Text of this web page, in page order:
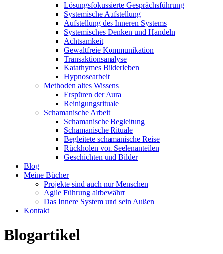
Lösungsfokussierte Gesprächsführung
Systemische Aufstellung
Aufstellung des Inneren Systems
Systemisches Denken und Handeln
Achtsamkeit
Gewaltfreie Kommunikation
Transaktionsanalyse
Katathymes Bilderleben
Hypnosearbeit
Methoden altes Wissens
Erspüren der Aura
Reinigungsrituale
Schamanische Arbeit
Schamanische Begleitung
Schamanische Rituale
Begleitete schamanische Reise
Rückholen von Seelenanteilen
Geschichten und Bilder
Blog
Meine Bücher
Projekte sind auch nur Menschen
Agile Führung altbewährt
Das Innere System und sein Außen
Kontakt
Blogartikel